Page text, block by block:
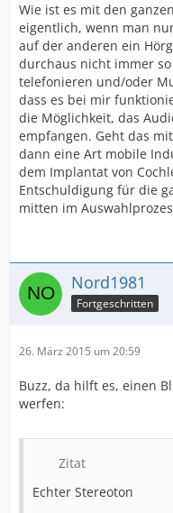
Wie ist es mit den
eigentlich, wenn man
auf der anderen ein
durchaus nicht immer
telefonieren und/oder
dass es bei mir
die Möglichkeit, das
empfangen. Geht das
dann eine Art mobile
dem Implantat von
Entschuldigung für die
mitten im
Nord1981
Fortgeschritten
26. März 2015 um 20:59
Buzz, da hilft es, einen
werfen:
Zitat
Echter Stereoton